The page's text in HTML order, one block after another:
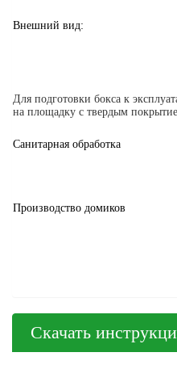
Внешний вид:
Для подготовки бокса к
на площадку с твердым
Санитарная обработка
Производство домиков
Скачать